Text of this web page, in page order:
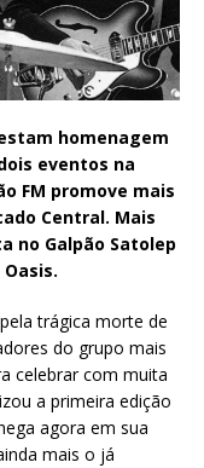
homenagem
eventos na
FM promove mais
Central. Mais
no Galpão Satolep
trágica morte de
do grupo mais
celebrar com muita
a primeira edição
agora em sua
mais o já